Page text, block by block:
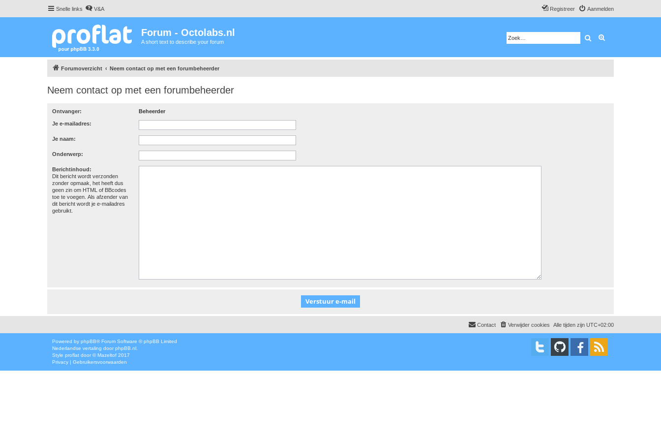
Snelle links V&A Aanmelden
Registreer
Forum - Octolabs.nl
A short text to describe your forum Zoek
Forumoverzicht Neem contact op met een forumbeheerder
Neem contact op met een forumbeheerder
Ontvanger: Beheerder
Je e-mailadres:
Je naam:
Onderwerp:
Berichtinhoud:
Dit bericht wordt verzonden
zonder opmaak, het heeft dus
geen zin om HTML of BBcodes
toe te voegen. Als afzender van
dit bericht wordt je e-mailadres
gebruikt.
Alle tijden zijn UTC+02:00
Verwijder cookies
Contact
Powered by phpBB® Forum Software © phpBB Limited
Nederlandse vertaling door phpBB.nl
Style proflat door ©Mazeltof 2017
Privacy | Gebruikersvoorwaarden